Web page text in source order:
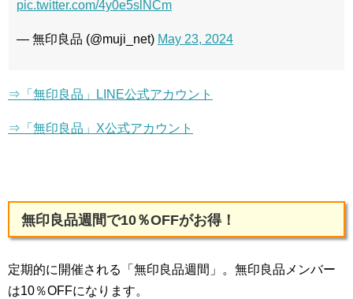
pic.twitter.com/4y0e5slNCm
— 無印良品 (@muji_net) May 23, 2024
⇒「無印良品」LINE公式アカウント
⇒「無印良品」X公式アカウント
無印良品週間で10％OFFがお得！
定期的に開催される「無印良品週間」。無印良品メンバー
は10％OFFになります。